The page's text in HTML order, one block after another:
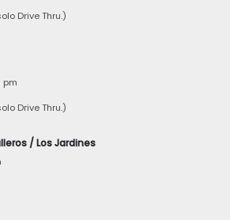
Drive Thru.)
pm
Drive Thru.)
/ Los Jardines